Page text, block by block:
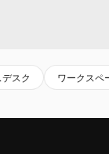
スク ワークスペ